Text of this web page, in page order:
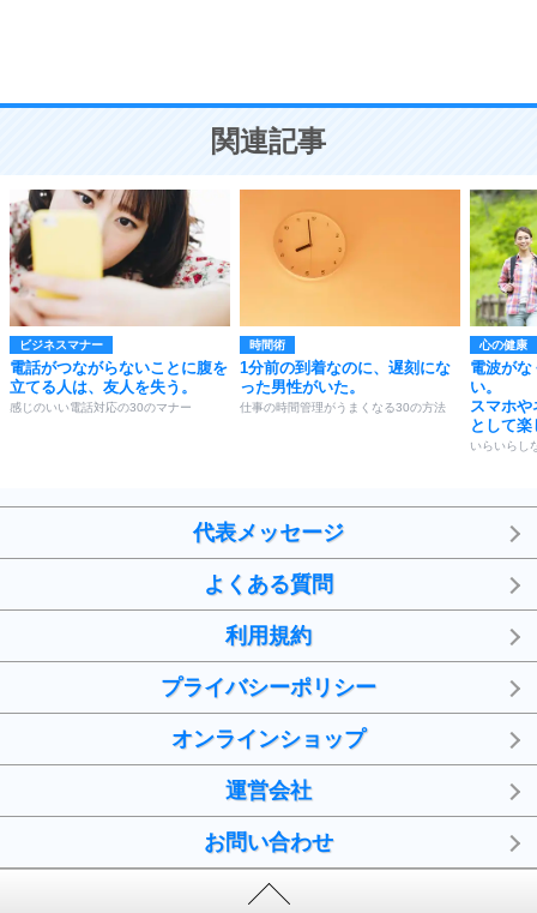
ことが大切。
関連記事
ビジネスマナー
電話がつながらないことに腹を
立てる人は、友人を失う。
感じのいい電話対応の30のマナー
時間術
1分前の到着なのに、遅刻にな
った男性がいた。
仕事の時間管理がうまくなる30の方法
心の健康
電波が
い。
スマホ
として楽
いらいらし
代表メッセージ
よくある質問
利用規約
プライバシーポリシー
オンラインショップ
運営会社
お問い合わせ